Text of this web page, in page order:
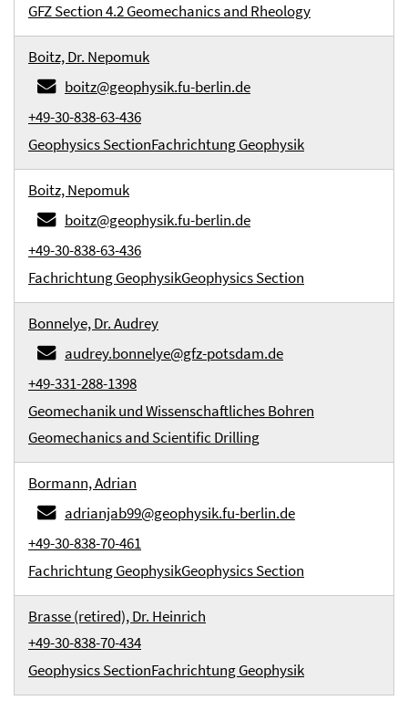
GFZ Section 4.2 Geomechanics and Rheology
Boitz, Dr. Nepomuk
boitz@geophysik.fu-berlin.de
+49-30-838-63-436
Geophysics SectionFachrichtung Geophysik
Boitz, Nepomuk
boitz@geophysik.fu-berlin.de
+49-30-838-63-436
Fachrichtung GeophysikGeophysics Section
Bonnelye, Dr. Audrey
audrey.bonnelye@gfz-potsdam.de
+49-331-288-1398
Geomechanik und Wissenschaftliches Bohren
Geomechanics and Scientific Drilling
Bormann, Adrian
adrianjab99@geophysik.fu-berlin.de
+49-30-838-70-461
Fachrichtung GeophysikGeophysics Section
Brasse (retired), Dr. Heinrich
+49-30-838-70-434
Geophysics SectionFachrichtung Geophysik